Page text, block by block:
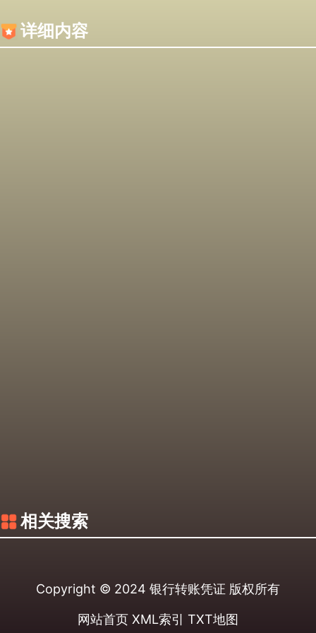
详细内容
相关搜索
Copyright © 2024 银行转账凭证 版权所有
网站首页 XML索引 TXT地图